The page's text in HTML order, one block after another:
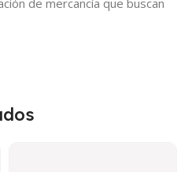
de mercancía que buscan